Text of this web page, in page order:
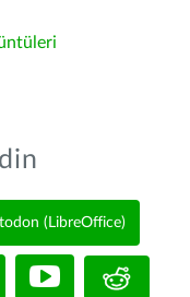
(LibreOffice)